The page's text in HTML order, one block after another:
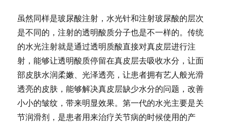
与
水
光
嫩
肤
合
二
为
一
虽然同样是玻尿酸注射，水光针和注射玻尿酸的层次
是不同的，注射的透明酸质分子也是不一样的。传统
的水光注射就是通过透明质酸直接对真皮层进行注
射，能够让透明酸质停留在真皮层去吸收水分，让面
部皮肤水润柔嫩、光泽透亮，让患者拥有艺人般光滑
透亮的皮肤，能够解决真皮层缺少水分的问题，改善
小小的皱纹，带来明显效果。第一代的水光主要是关
节润滑剂， 是患者用来治疗关节病的时候使用的产